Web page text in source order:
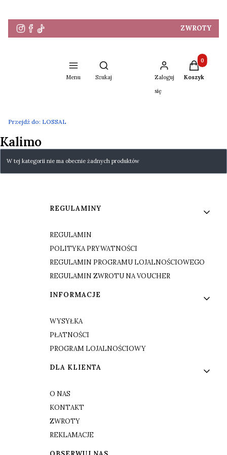
ZWROTY
Menu
Otwórz wyszukiwarkę
Szukaj
Zaloguj
się
Produkty
Koszyk
Przejdź do: LOSSAL
Kalimo
Lista produktów
W tej kategorii nie ma obecnie żadnych produktów
Linki w stopce
REGULAMINY
REGULAMIN
POLITYKA PRYWATNOŚCI
REGULAMIN PROGRAMU LOJALNOŚCIOWEGO
REGULAMIN ZWROTU NA VOUCHER
INFORMACJE
WYSYŁKA
PŁATNOŚCI
PROGRAM LOJALNOŚCIOWY
DLA KLIENTA
O NAS
KONTAKT
ZWROTY
REKLAMACJE